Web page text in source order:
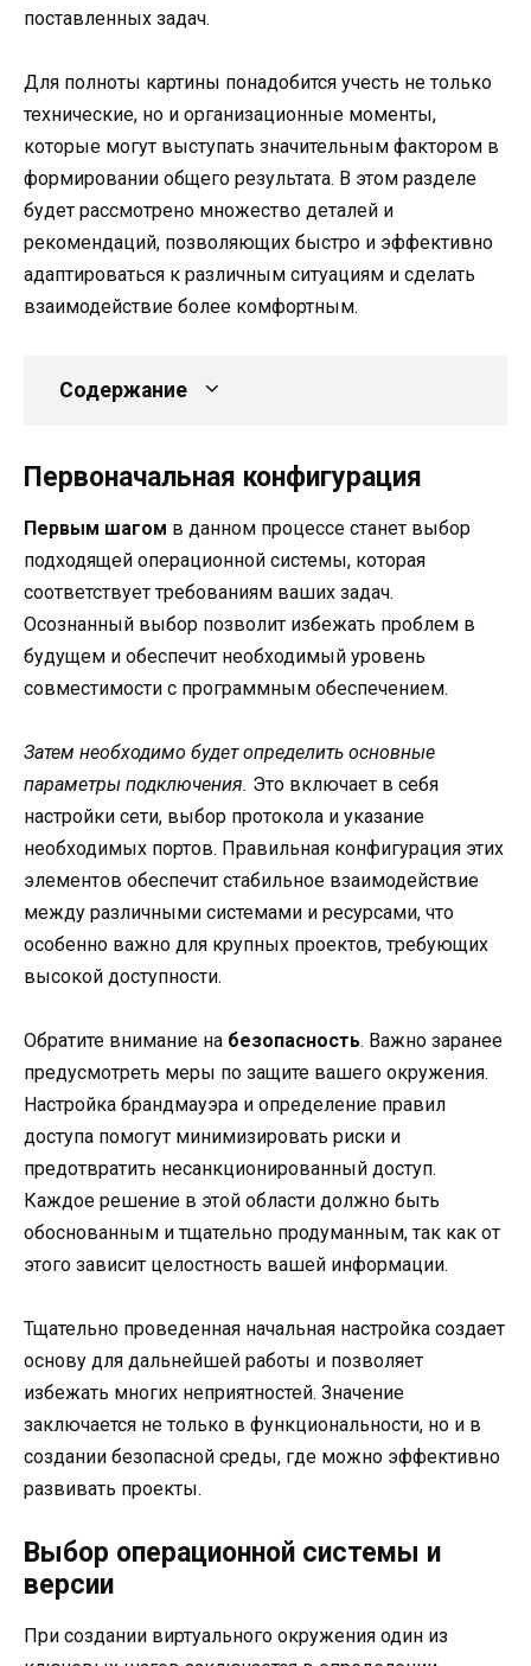
поставленных задач.
Для полноты картины понадобится учесть не только
технические, но и организационные моменты,
которые могут выступать значительным фактором в
формировании общего результата. В этом разделе
будет рассмотрено множество деталей и
рекомендаций, позволяющих быстро и эффективно
адаптироваться к различным ситуациям и сделать
взаимодействие более комфортным.
Содержание
Первоначальная конфигурация
Первым шагом в данном процессе станет выбор
подходящей операционной системы, которая
соответствует требованиям ваших задач.
Осознанный выбор позволит избежать проблем в
будущем и обеспечит необходимый уровень
совместимости с программным обеспечением.
Затем необходимо будет определить основные
параметры подключения. Это включает в себя
настройки сети, выбор протокола и указание
необходимых портов. Правильная конфигурация этих
элементов обеспечит стабильное взаимодействие
между различными системами и ресурсами, что
особенно важно для крупных проектов, требующих
высокой доступности.
Обратите внимание на безопасность. Важно заранее
предусмотреть меры по защите вашего окружения.
Настройка брандмауэра и определение правил
доступа помогут минимизировать риски и
предотвратить несанкционированный доступ.
Каждое решение в этой области должно быть
обоснованным и тщательно продуманным, так как от
этого зависит целостность вашей информации.
Тщательно проведенная начальная настройка создает
основу для дальнейшей работы и позволяет
избежать многих неприятностей. Значение
заключается не только в функциональности, но и в
создании безопасной среды, где можно эффективно
развивать проекты.
Выбор операционной системы и
версии
При создании виртуального окружения один из